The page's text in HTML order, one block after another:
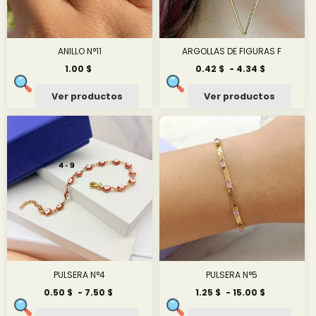
Añadir al carrito
ANILLO N°11
1.00 $
Ver productos
ARGOLLAS DE FIGURAS F
0.42 $ - 4.34 $
desde
0.42 $
hasta
Ver productos
PULSERA N°4
0.50 $ - 7.50 $
PULSERA N°5
1.25 $ - 15.00 $